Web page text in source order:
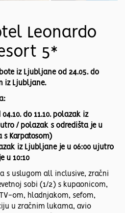
Leonardo
5*
iz Ljubljane od 24.05. do
iz Ljubljane.
04.10. do 11.10. polazak iz
/ polazak s odredišta je u
s Karpatosom)
iz Ljubljane je u 06:00 ujutro
u 10:10
s uslugom all inclusive, zračni
sobi (1/2) s kupaonicom,
om, hladnjakom, sefom,
u zračnim lukama, avio